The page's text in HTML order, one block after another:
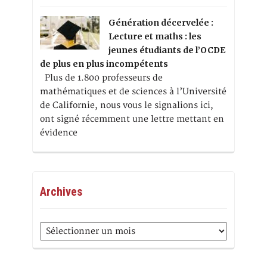
Génération décervelée :
Lecture et maths : les
jeunes étudiants de l’OCDE
de plus en plus incompétents
Plus de 1.800 professeurs de
mathématiques et de sciences à l’Université
de Californie, nous vous le signalions ici,
ont signé récemment une lettre mettant en
évidence
Archives
Archives